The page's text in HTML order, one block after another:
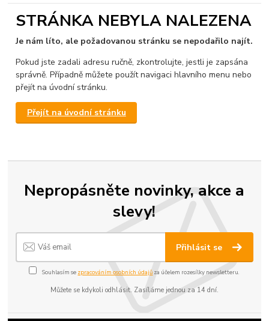
STRÁNKA NEBYLA NALEZENA
Je nám líto, ale požadovanou stránku se nepodařilo najít.
Pokud jste zadali adresu ručně, zkontrolujte, jestli je zapsána
správně. Případně můžete použít navigaci hlavního menu nebo
přejít na úvodní stránku.
Přejít na úvodní stránku
Nepropásněte novinky, akce a
slevy!
Přihlásit se
Souhlasím se zpracováním osobních údajů za účelem rozesílky newsletteru.
Můžete se kdykoli odhlásit. Zasíláme jednou za 14 dní.